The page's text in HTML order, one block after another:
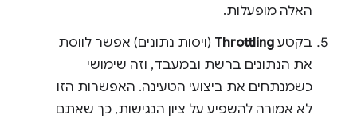
האלה מופעלות.
בקטע Throttling (ויסות נתונים) אפשר לווסת
את הנתונים ברשת ובמעבד, וזה שימושי
כשמנתחים את ביצועי הטעינה. האפשרות הזו
לא אמורה להשפיע על ציון הנגישות, כך שאתם